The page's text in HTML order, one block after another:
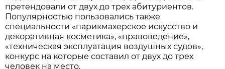
претендовали от двух до трех абитуриентов.
Популярностью пользовались также
специальности «парикмахерское искусство и
декоративная косметика», «правоведение»,
«техническая эксплуатация воздушных судов»,
конкурс на которые составил от двух до трех
человек на место.